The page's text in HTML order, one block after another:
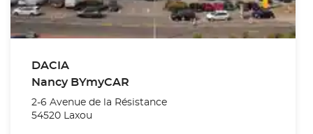
DACIA
Nancy BYmyCAR
2-6 Avenue de la Résistance
54520 Laxou